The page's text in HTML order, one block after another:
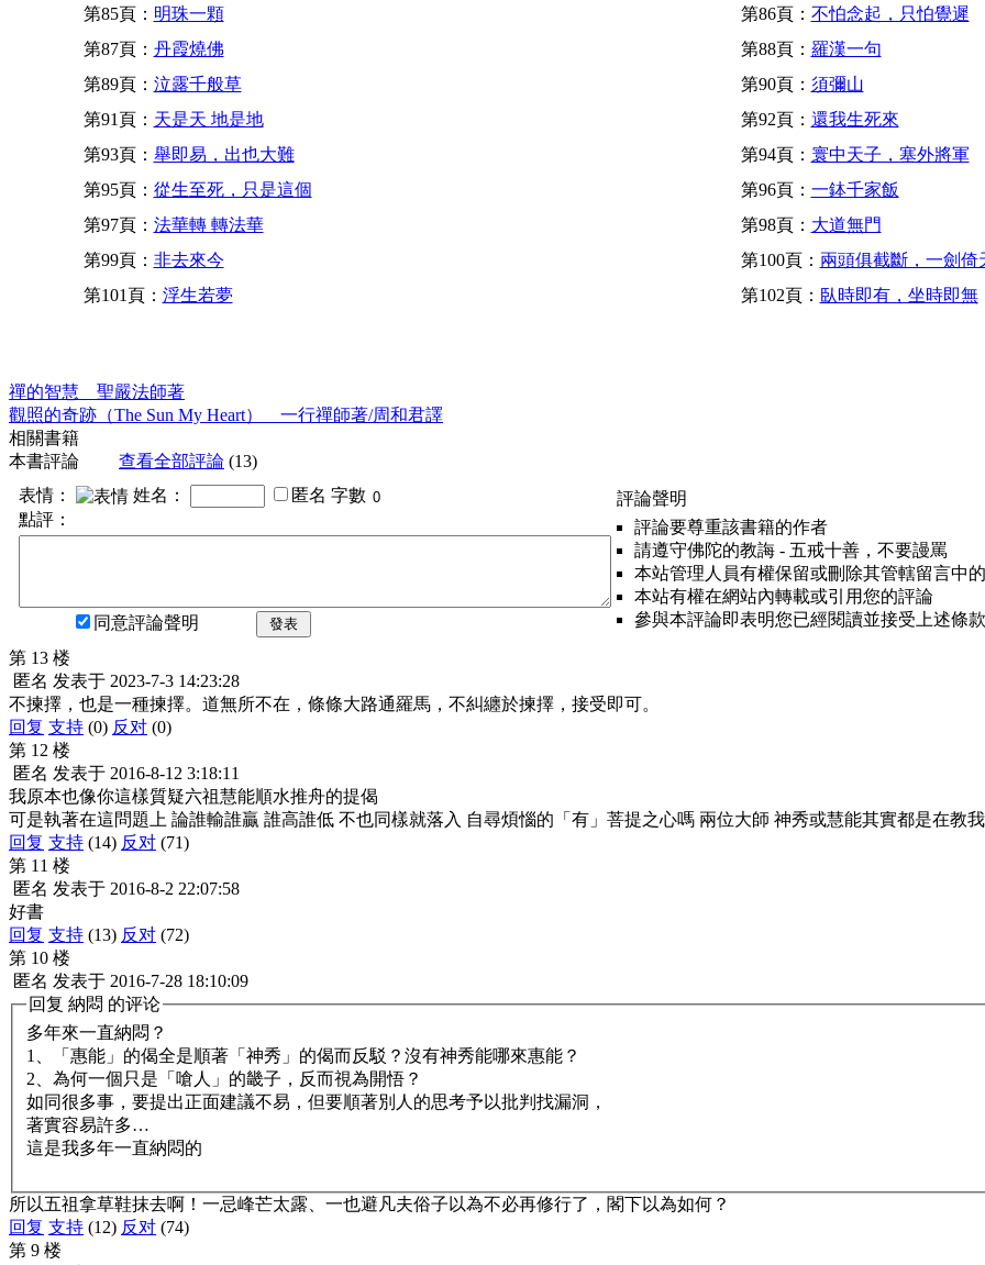
第85頁： 明珠一顆 第86頁： 不怕念起，只怕覺遲
第87頁： 丹霞燒佛 第88頁： 羅漢一句
第89頁： 泣露千般草 第90頁： 須彌山
第91頁： 天是天 地是地 第92頁： 還我生死來
第93頁： 舉即易，出也大難 第94頁： 寰中天子，塞外將軍
第95頁： 從生至死，只是這個 第96頁： 一鉢千家飯
第97頁： 法華轉 轉法華 第98頁： 大道無門
第99頁： 非去來今 第100頁： 兩頭俱截斷，一劍倚
第101頁： 浮生若夢 第102頁： 臥時即有，坐時即無
禪的智慧 聖嚴法師著
觀照的奇跡（The Sun My Heart） 一行禪師著/周和君譯
相關書籍
本書評論
查看全部評論 (13)
表情：
姓名： 匿名 字數
點評：
同意評論聲明 發表
評論聲明
評論要尊重該書籍的作者
請遵守佛陀的教誨 - 五戒十善，不要謾罵
本站管理人員有權保留或刪除其管轄留言中
本站有權在網站內轉載或引用您的評論
參與本評論即表明您已經閱讀並接受上述條款
第 13 楼
匿名 发表于 2023-7-3 14:23:28
不揀擇，也是一種揀擇。道無所不在，條條大路通羅馬，不糾纏於揀擇，接受即可。
回复 支持 (0) 反对 (0)
第 12 楼
匿名 发表于 2016-8-12 3:18:11
我原本也像你這樣質疑六祖慧能順水推舟的提偈
可是執著在這問題上 論誰輸誰贏 誰高誰低 不也同樣就落入 自尋煩惱的「有」菩提之心嗎 兩位大師 神秀或慧能其實都是在教
回复 支持 (14) 反对 (71)
第 11 楼
匿名 发表于 2016-8-2 22:07:58
好書
回复 支持 (13) 反对 (72)
第 10 楼
匿名 发表于 2016-7-28 18:10:09
回复 納悶 的评论
多年來一直納悶？
1、「惠能」的偈全是順著「神秀」的偈而反駁？沒有神秀能哪來惠能？
2、為何一個只是「嗆人」的畿子，反而視為開悟？
如同很多事，要提出正面建議不易，但要順著別人的思考予以批判找漏洞，
著實容易許多…
這是我多年一直納悶的
所以五祖拿草鞋抹去啊！一忌峰芒太露、一也避凡夫俗子以為不必再修行了，閣下以為如何？
回复 支持 (12) 反对 (74)
第 9 楼